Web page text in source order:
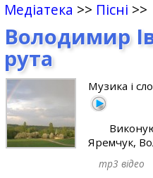
Медіатека >> Пісні >>
Володимир
рута
Музика і
Яремчук,
mp3 відео